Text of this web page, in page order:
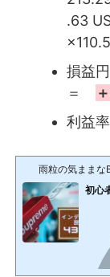
.63
損益
＝
利益率
雨粒の気ままな
初心